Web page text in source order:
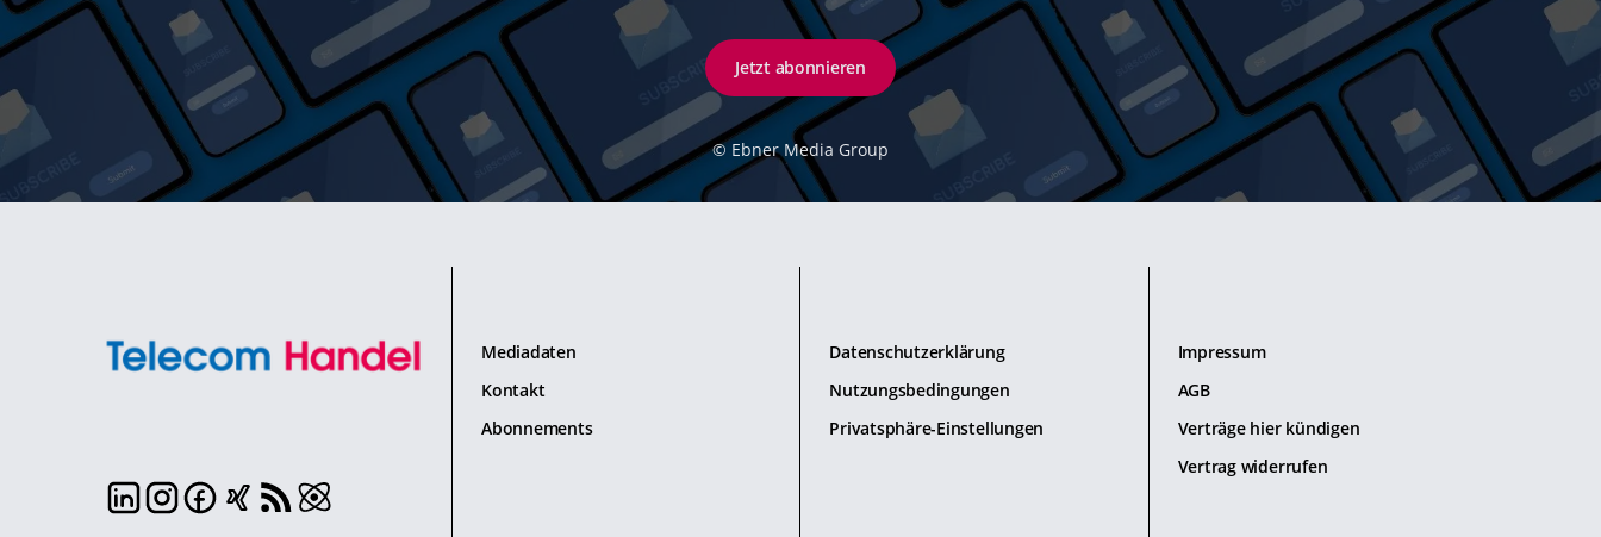
Jetzt abonnieren
© Ebner Media Group
Mediadaten
Kontakt
Abonnements
Datenschutzerklärung
Nutzungsbedingungen
Privatsphäre-Einstellungen
Impressum
AGB
Verträge hier kündigen
Vertrag widerrufen